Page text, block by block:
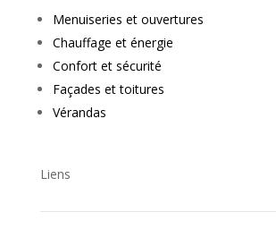
Menuiseries et ouvertures
Chauffage et énergie
Confort et sécurité
Façades et toitures
Vérandas
Liens